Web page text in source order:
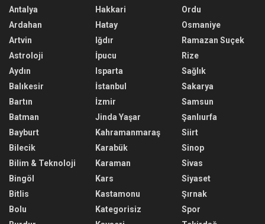
Antalya
Ardahan
Artvin
Astroloji
Aydın
Balıkesir
Bartın
Batman
Bayburt
Bilecik
Bilim & Teknoloji
Bingöl
Bitlis
Bolu
Hakkari
Hatay
Iğdır
İpucu
Isparta
İstanbul
İzmir
Jinda Yaşar
Kahramanmaraş
Karabük
Karaman
Kars
Kastamonu
Kategorisiz
Ordu
Osmaniye
Ramazan Suçek
Rize
Sağlık
Sakarya
Samsun
Şanlıurfa
Siirt
Sinop
Sivas
Siyaset
Şırnak
Spor